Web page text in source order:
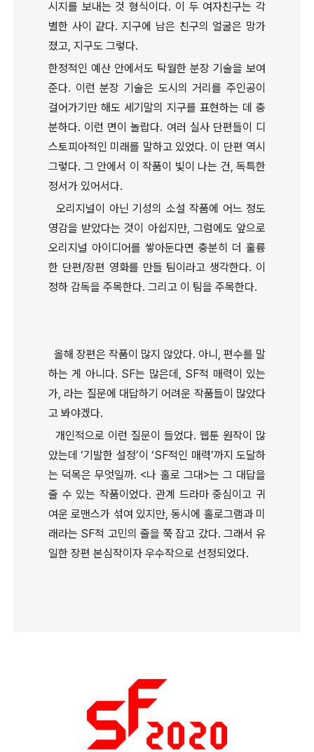
시지를 보내는 것 형식이다. 이 두 여자친구는 각
별한 사이 같다. 지구에 남은 친구의 얼굴은 망가
졌고, 지구도 그렇다.
한정적인 예산 안에서도 탁월한 분장 기술을 보여
준다. 이런 분장 기술은 도시의 거리를 주인공이
걸어가기만 해도 세기말의 지구를 표현하는 데 충
분하다. 이런 면이 놀랍다. 여러 실사 단편들이 디
스토피아적인 미래를 말하고 있었다. 이 단편 역시
그렇다. 그 안에서 이 작품이 빛이 나는 건, 독특한
정서가 있어서다.
오리지널이 아닌 기성의 소설 작품에 어느 정도
영감을 받았다는 것이 아쉽지만, 그럼에도 앞으로
오리지널 아이디어를 쌓아둔다면 충분히 더 훌륭
한 단편/장편 영화를 만들 팀이라고 생각한다. 이
정하 감독을 주목한다. 그리고 이 팀을 주목한다.
올해 장편은 작품이 많지 않았다. 아니, 편수를 말
하는 게 아니다. SF는 많은데, SF적 매력이 있는
가, 라는 질문에 대답하기 어려운 작품들이 많았다
고 봐야겠다.
개인적으로 이런 질문이 들었다. 웹툰 원작이 많
았는데 ‘기발한 설정’이 ‘SF적인 매력’까지 도달하
는 덕목은 무엇일까. <나 홀로 그대>는 그 대답을
줄 수 있는 작품이었다. 관계 드라마 중심이고 귀
여운 로맨스가 섞여 있지만, 동시에 홀로그램과 미
래라는 SF적 고민의 줄을 쭉 잡고 갔다. 그래서 유
일한 장편 본심작이자 우수작으로 선정되었다.